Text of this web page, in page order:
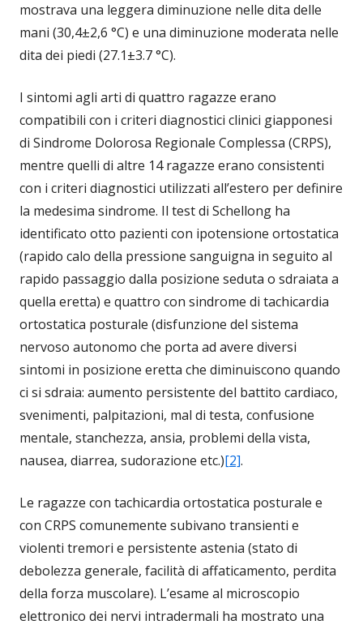
mostrava una leggera diminuzione nelle dita delle
mani (30,4±2,6 °C) e una diminuzione moderata nelle
dita dei piedi (27.1±3.7 °C).
I sintomi agli arti di quattro ragazze erano
compatibili con i criteri diagnostici clinici giapponesi
di Sindrome Dolorosa Regionale Complessa (CRPS),
mentre quelli di altre 14 ragazze erano consistenti
con i criteri diagnostici utilizzati all’estero per definire
la medesima sindrome. Il test di Schellong ha
identificato otto pazienti con ipotensione ortostatica
(rapido calo della pressione sanguigna in seguito al
rapido passaggio dalla posizione seduta o sdraiata a
quella eretta) e quattro con sindrome di tachicardia
ortostatica posturale (disfunzione del sistema
nervoso autonomo che porta ad avere diversi
sintomi in posizione eretta che diminuiscono quando
ci si sdraia: aumento persistente del battito cardiaco,
svenimenti, palpitazioni, mal di testa, confusione
mentale, stanchezza, ansia, problemi della vista,
nausea, diarrea, sudorazione etc.)[2].
Le ragazze con tachicardia ortostatica posturale e
con CRPS comunemente subivano transienti e
violenti tremori e persistente astenia (stato di
debolezza generale, facilità di affaticamento, perdita
della forza muscolare). L’esame al microscopio
elettronico dei nervi intradermali ha mostrato una